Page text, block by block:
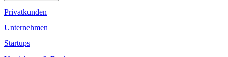
Privatkunden
Unternehmen
Startups